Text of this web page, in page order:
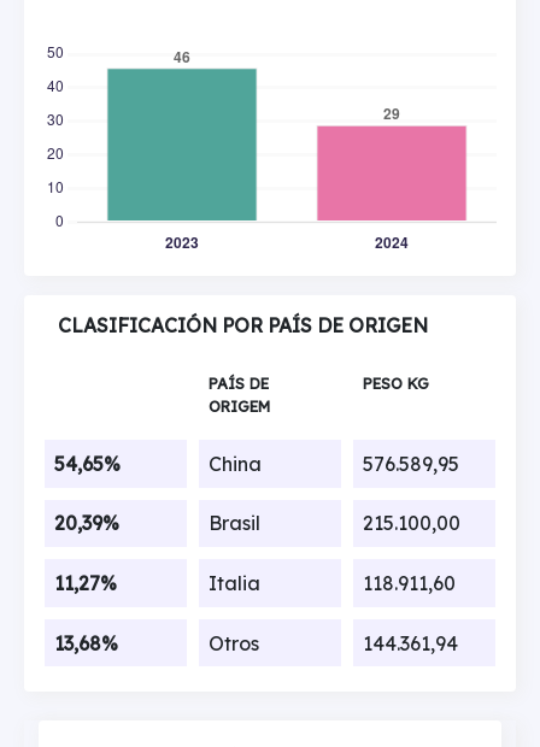
CLASIFICACIÓN POR PAÍS DE ORIGEN
PAÍS DE
ORIGEM
PESO KG
54,65% China 576.589,95
20,39% Brasil 215.100,00
11,27% Italia 118.911,60
13,68% Otros 144.361,94